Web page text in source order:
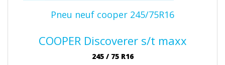
Pneu neuf cooper 245/75R16
COOPER Discoverer s/t maxx
245 / 75 R16